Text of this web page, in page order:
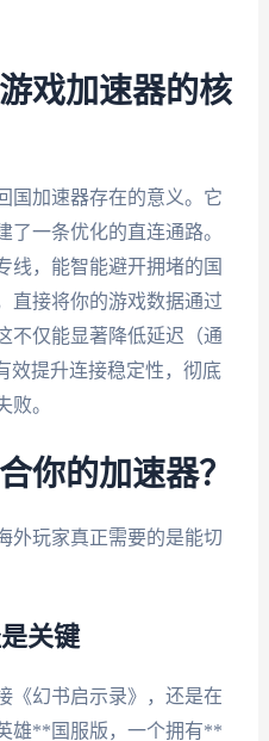
戏加速器的核
国加速器存在的意义。它
一条优化的直连通路。
线，能智能避开拥堵的国
直接将你的游戏数据通过
不仅能显著降低延迟（通
效提升连接稳定性，彻底
败。
你的加速器？
外玩家真正需要的是能切
关键
《幻书启示录》，还是在
雄**国服版，一个拥有**